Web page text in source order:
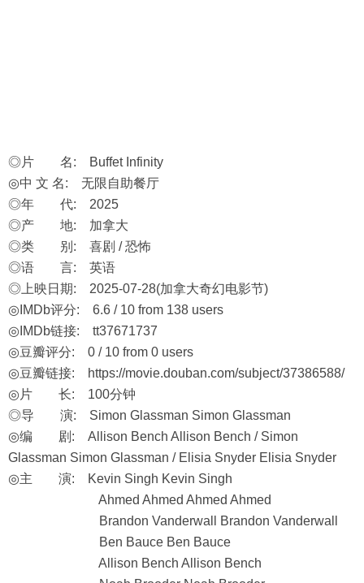
◎片 名: Buffet Infinity
◎中 文 名: 无限自助餐厅
◎年 代: 2025
◎产 地: 加拿大
◎类 别: 喜剧 / 恐怖
◎语 言: 英语
◎上映日期: 2025-07-28(加拿大奇幻电影节)
◎IMDb评分: 6.6 / 10 from 138 users
◎IMDb链接: tt37671737
◎豆瓣评分: 0 / 10 from 0 users
◎豆瓣链接:
https://movie.douban.com/subject/37386588/
◎片 长: 100分钟
◎导 演: Simon Glassman Simon Glassman
◎编 剧: Allison Bench Allison Bench / Simon
Glassman Simon Glassman / Elisia Snyder Elisia Snyder
◎主 演: Kevin Singh Kevin Singh
Ahmed Ahmed Ahmed Ahmed
Brandon Vanderwall Brandon Vanderwall
Ben Bauce Ben Bauce
Allison Bench Allison Bench